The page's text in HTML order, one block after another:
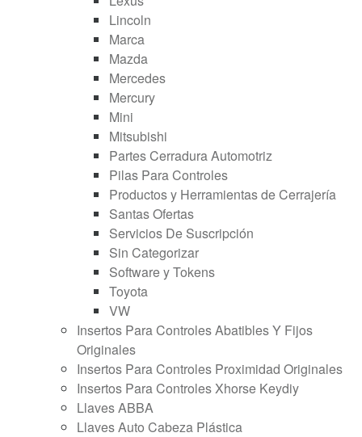
Lincoln
Marca
Mazda
Mercedes
Mercury
Mini
Mitsubishi
Partes Cerradura Automotriz
Pilas Para Controles
Productos y Herramientas de Cerrajería
Santas Ofertas
Servicios De Suscripción
Sin Categorizar
Software y Tokens
Toyota
VW
Insertos Para Controles Abatibles Y Fijos
Originales
Insertos Para Controles Proximidad Originales
Insertos Para Controles Xhorse Keydiy
Llaves ABBA
Llaves Auto Cabeza Plástica